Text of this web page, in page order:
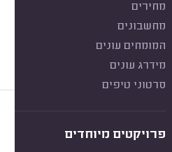
מחירים
מחשבונים
המומחים עונים
מידרג עונים
סרטוני טיפים
פרויקטים מיוחדים